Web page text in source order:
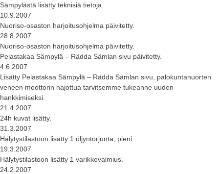
Sämpylästä lisätty teknisiä tietoja.
10.9.2007
Nuoriso-osaston harjoitusohjelma päivitetty.
28.8.2007
Nuoriso-osaston harjoitusohjelma päivitetty.
Pelastakaa Sämpylä – Rädda Sämlan sivu päivitetty.
4.6.2007
Lisätty Pelastakaa Sämpylä – Rädda Sämlan sivu, palokuntanuorten
veneen moottorin hajottua tarvitsemme tukeanne uuden
hankkimiseksi.
21.4.2007
24h kuvat lisätty.
31.3.2007
Hälytystilastoon lisätty 1 öljyntorjunta, pieni.
19.3.2007
Hälytystilastoon lisätty 1 varikkovalmius.
24.2.2007